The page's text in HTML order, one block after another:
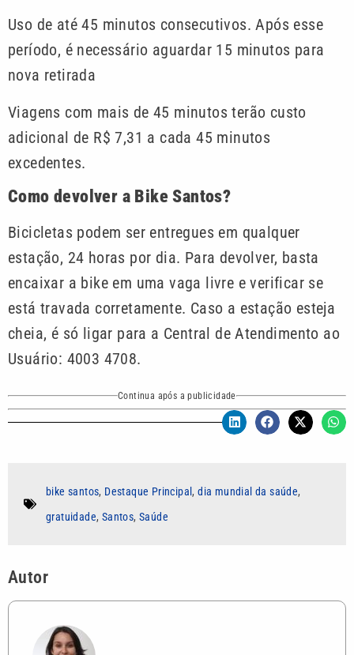
Uso de até 45 minutos consecutivos. Após esse
período, é necessário aguardar 15 minutos para
nova retirada
Viagens com mais de 45 minutos terão custo
adicional de R$ 7,31 a cada 45 minutos
excedentes.
Como devolver a Bike Santos?
Bicicletas podem ser entregues em qualquer
estação, 24 horas por dia. Para devolver, basta
encaixar a bike em uma vaga livre e verificar se
está travada corretamente. Caso a estação esteja
cheia, é só ligar para a Central de Atendimento ao
Usuário: 4003 4708.
Continua após a publicidade
bike santos, Destaque Principal,dia mundial da saúde,
gratuidade, Santos,Saúde
Autor